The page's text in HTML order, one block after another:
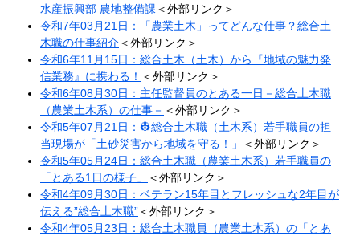
水産振興部 農地整備課 ＜外部リンク＞
令和7年03月21日：「農業土木」ってどんな仕事？総合土
木職の仕事紹介＜外部リンク＞
令和6年11月15日：総合土木（土木）から『地域の魅力発
信業務』に携わる！ ＜外部リンク＞
令和6年08月30日：主任監督員のとある一日－総合土木職
（農業土木系）の仕事－ ＜外部リンク＞
令和5年07月21日：👷総合土木職（土木系）若手職員の担
当現場が「土砂災害から地域を守る！」​
＜外部リンク＞
令和5年05月24日：総合土木職（農業土木系）若手職員の
「とある1日の様子」
＜外部リンク＞
令和4年09月30日：ベテラン15年目とフレッシュな2年目が
伝える”総合土木職”＜外部リンク＞
令和4年05月23日：総合土木職員（農業土木系）の「とあ